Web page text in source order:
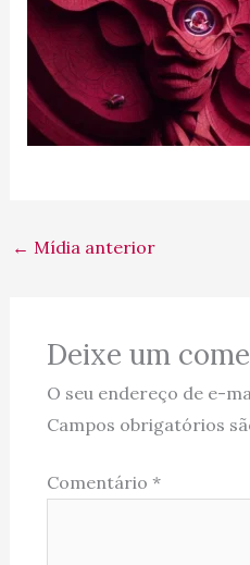
← Mídia anterior
Deixe um
O seu endereço de e-
Campos obrigatórios
Comentário *